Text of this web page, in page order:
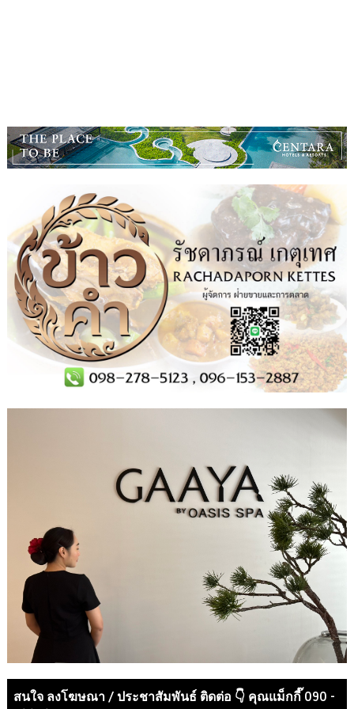
สนใจ ลงโฆษณา / ประชาสัมพันธ์ ติดต่อ 👇 คุณแม็กกี๊ 090 -